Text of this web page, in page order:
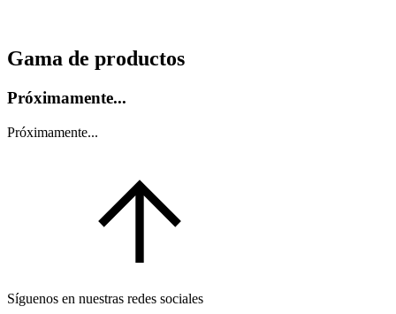
Gama de productos
Próximamente...
Próximamente...
Síguenos en nuestras redes sociales